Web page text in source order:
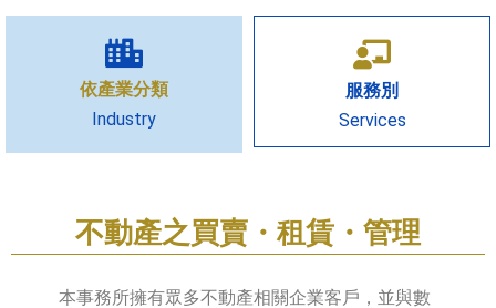
依產業分類
Industry
服務別
Services
不動產之買賣・租賃・管理
本事務所擁有眾多不動產相關企業客戶，並與數